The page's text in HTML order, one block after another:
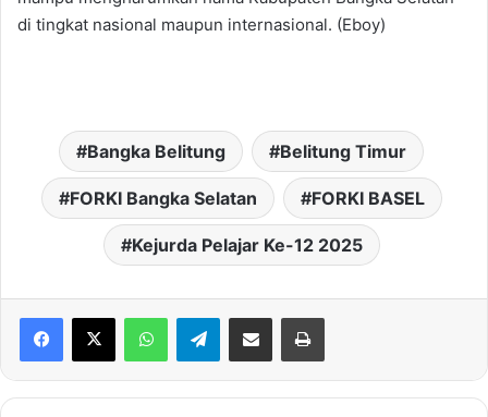
di tingkat nasional maupun internasional. (Eboy)
Bangka Belitung Belitung Timur
FORKI Bangka Selatan FORKI BASEL
Kejurda Pelajar Ke-12 2025
WhatsAppTelegramShare via Email Print